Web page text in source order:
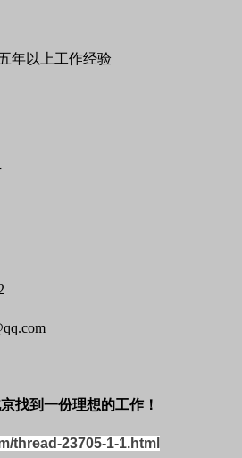
年以上工作经验
找到一份理想的工作 ！
thread-23705-1-1.html